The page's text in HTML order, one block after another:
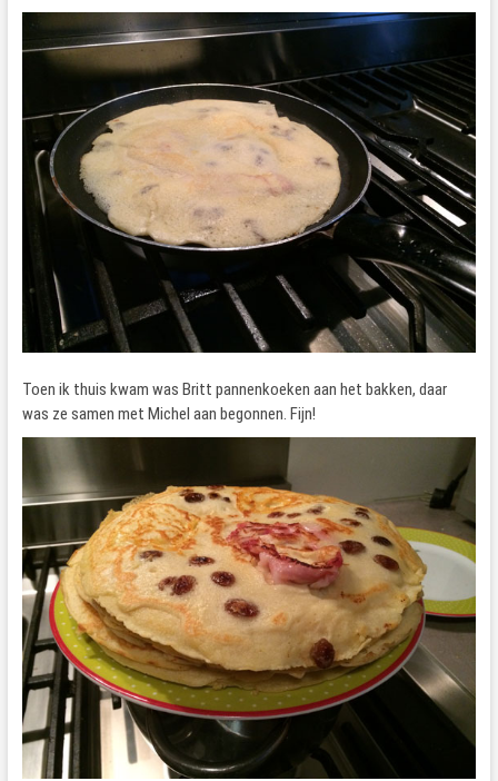
Toen ik thuis kwam was Britt pannenkoeken aan het bakken, daar
was ze samen met Michel aan begonnen. Fijn!